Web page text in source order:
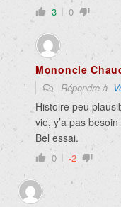
3 0
Mononcle
Répondre à
Histoire peu
vie, y’a pas
Bel essai.
0 -2